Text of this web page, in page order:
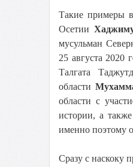
Такие примеры
Осетии
мусульман
25 августа 2020
Талгата
области
области с
истории, а
именно поэтому
Сразу с наскоку